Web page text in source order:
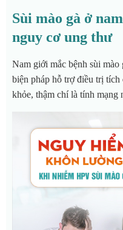
Sùi mào gà ở
nguy cơ ung thư
Nam giới mắc bệnh sùi mào
biện pháp hỗ trợ điều trị tích
khỏe, thậm chí là tính mạng